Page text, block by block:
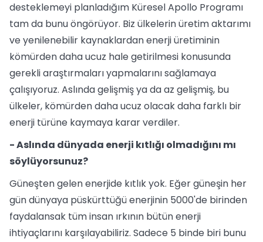
desteklemeyi planladığım Küresel Apollo Programı
tam da bunu öngörüyor. Biz ülkelerin üretim aktarımı
ve yenilenebilir kaynaklardan enerji üretiminin
kömürden daha ucuz hale getirilmesi konusunda
gerekli araştırmaları yapmalarını sağlamaya
çalışıyoruz. Aslında gelişmiş ya da az gelişmiş, bu
ülkeler, kömürden daha ucuz olacak daha farklı bir
enerji türüne kaymaya karar verdiler.
- Aslında dünyada enerji kıtlığı olmadığını mı
söylüyorsunuz?
Güneşten gelen enerjide kıtlık yok. Eğer güneşin her
gün dünyaya püskürttüğü enerjinin 5000'de birinden
faydalansak tüm insan ırkının bütün enerji
ihtiyaçlarını karşılayabiliriz. Sadece 5 binde biri bunu